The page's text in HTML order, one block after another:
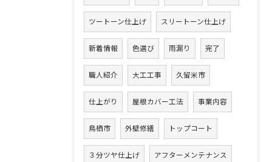
ツートーン仕上げ スリートーン仕上げ
新着情報 色選び 雨漏り 完了
職人紹介 大工工事 久留米市
仕上がり 屋根カバー工法 事業内容
鳥栖市 外壁修繕 トップコート
３分ツヤ仕上げ アフターメンテナンス